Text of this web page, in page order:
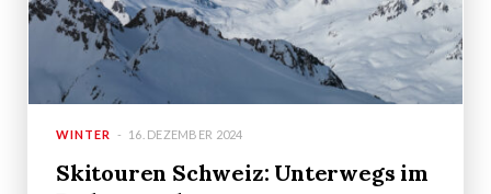
WINTER 16. DEZEMBER 2024
Skitouren Schweiz: Unterwegs im